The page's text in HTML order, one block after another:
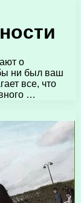
о
ни был ваш
все, что
…